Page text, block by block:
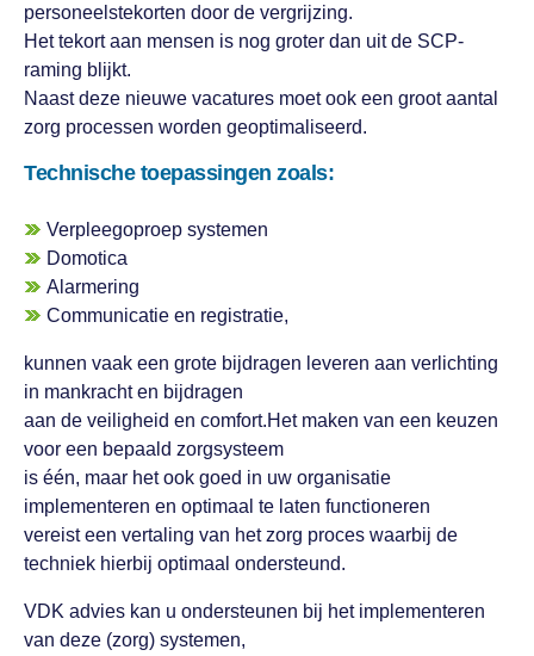
personeelstekorten door de vergrijzing.
Het tekort aan mensen is nog groter dan uit de SCP-
raming blijkt.
Naast deze nieuwe vacatures moet ook een groot aantal
zorg processen worden geoptimaliseerd.
Technische toepassingen zoals:
Verpleegoproep systemen
Domotica
Alarmering
Communicatie en registratie,
kunnen vaak een grote bijdragen leveren aan verlichting
in mankracht en bijdragen
aan de veiligheid en comfort.Het maken van een keuzen
voor een bepaald zorgsysteem
is één, maar het ook goed in uw organisatie
implementeren en optimaal te laten functioneren
vereist een vertaling van het zorg proces waarbij de
techniek hierbij optimaal ondersteund.
VDK advies kan u ondersteunen bij het implementeren
van deze (zorg) systemen,